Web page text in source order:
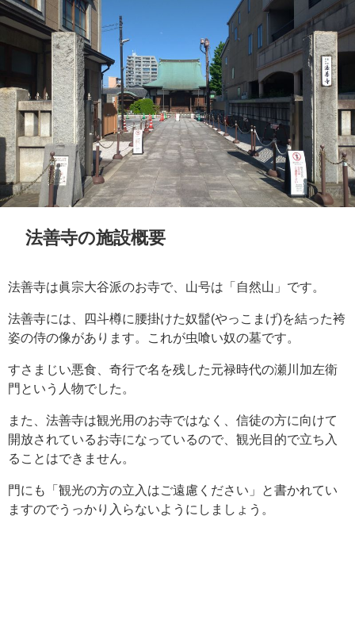
法善寺の施設概要
法善寺は眞宗大谷派のお寺で、山号は「自然山」です。
法善寺には、四斗樽に腰掛けた奴髷(やっこまげ)を結った袴
姿の侍の像があります。これが虫喰い奴の墓です。
すさまじい悪食、奇行で名を残した元禄時代の瀬川加左衛
門という人物でした。
また、法善寺は観光用のお寺ではなく、信徒の方に向けて
開放されているお寺になっているので、観光目的で立ち入
ることはできません。
門にも「観光の方の立入はご遠慮ください」と書かれてい
ますのでうっかり入らないようにしましょう。